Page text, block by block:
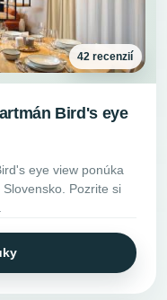
42 recenzií
Bird's eye
eye view ponúka
Pozrite si